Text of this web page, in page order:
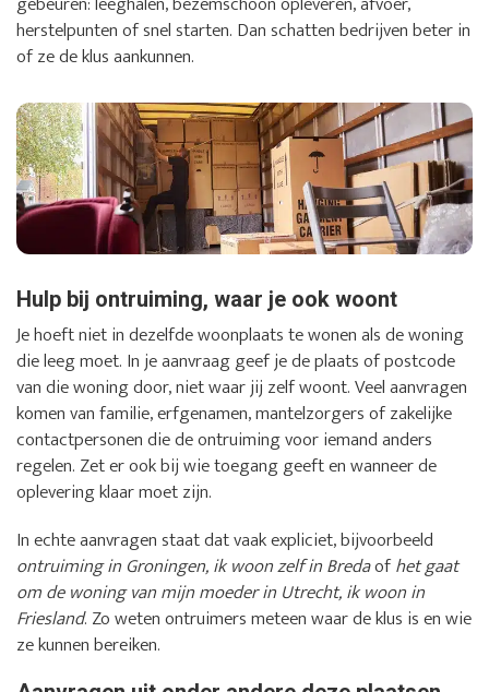
herstelpunten of snel starten. Dan schatten bedrijven beter in
of ze de klus aankunnen.
Hulp bij ontruiming, waar je ook woont
Je hoeft niet in dezelfde woonplaats te wonen als de woning
die leeg moet. In je aanvraag geef je de plaats of postcode
van die woning door, niet waar jij zelf woont. Veel aanvragen
komen van familie, erfgenamen, mantelzorgers of zakelijke
contactpersonen die de ontruiming voor iemand anders
regelen. Zet er ook bij wie toegang geeft en wanneer de
oplevering klaar moet zijn.
In echte aanvragen staat dat vaak expliciet, bijvoorbeeld
ontruiming in Groningen, ik woon zelf in Bredaofhet gaat
om de woning van mijn moeder in Utrecht, ik woon in
Friesland. Zo weten ontruimers meteen waar de klus is en wie
ze kunnen bereiken.